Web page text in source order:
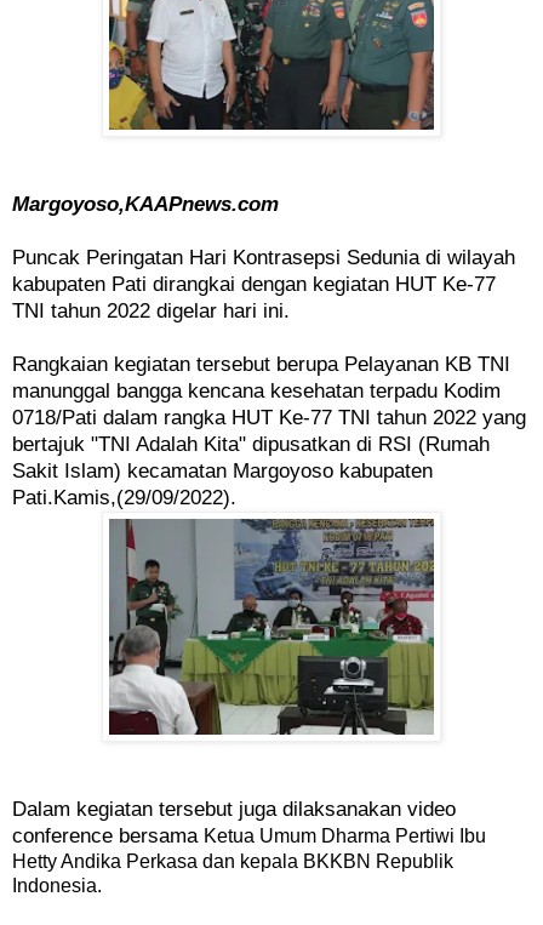
Margoyoso,KAAPnews.com
Puncak Peringatan Hari Kontrasepsi Sedunia di wilayah
kabupaten Pati dirangkai dengan kegiatan HUT Ke-77
TNI tahun 2022 digelar hari ini.
Rangkaian kegiatan tersebut berupa Pelayanan KB TNI
manunggal bangga kencana kesehatan terpadu Kodim
0718/Pati dalam rangka HUT Ke-77 TNI tahun 2022 yang
bertajuk "TNI Adalah Kita" dipusatkan di RSI (Rumah
Sakit Islam) kecamatan Margoyoso kabupaten
Pati.Kamis,(29/09/2022).
Dalam kegiatan tersebut juga dilaksanakan video
conference bersama Ketua Umum Dharma Pertiwi Ibu
Hetty Andika Perkasa dan kepala BKKBN Republik
Indonesia.